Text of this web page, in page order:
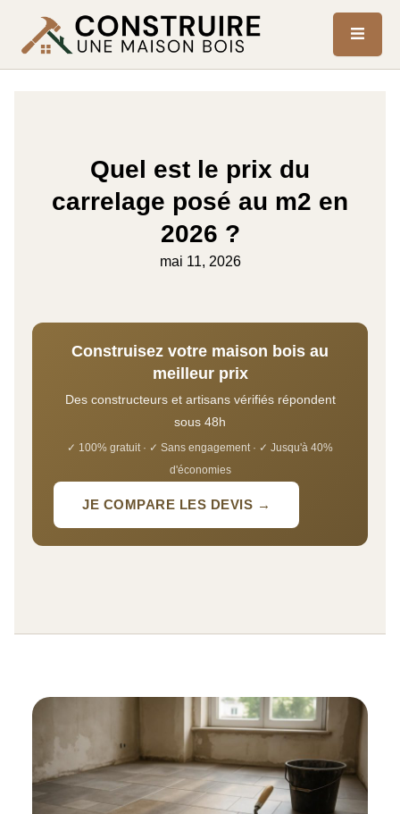
Quel est le prix du
carrelage posé au m2 en
2026 ?
mai 11, 2026
Construisez votre maison bois au
meilleur prix
Des constructeurs et artisans vérifiés répondent
sous 48h
✓ 100% gratuit · ✓ Sans engagement · ✓ Jusqu'à 40%
d'économies
JE COMPARE LES DEVIS →